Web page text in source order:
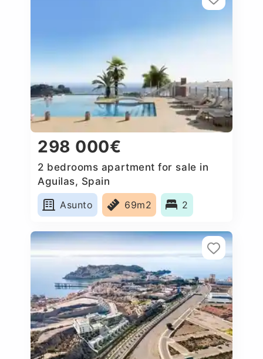
298 000€
2 bedrooms apartment for sale in
Aguilas, Spain
Asunto
69m2 2